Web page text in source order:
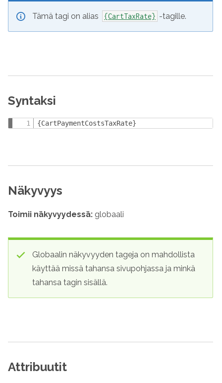
Tämä tagi on alias {CartTaxRate} -tagille.
Syntaksi
{CartPaymentCostsTaxRate}
Näkyvyys
Toimii näkyvyydessä: globaali
Globaalin näkyvyyden tageja on mahdollista
käyttää missä tahansa sivupohjassa ja minkä
tahansa tagin sisällä.
Attribuutit